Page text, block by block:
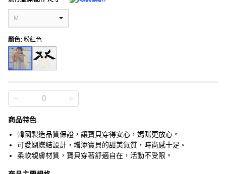
M
顏色: 粉紅色
商品特色
韓國製造品質保證，讓寶貝穿得安心，媽咪更放心。
可愛蝴蝶結設計，增添寶貝的甜美氣質，時尚感十足。
柔軟親膚材質，寶貝穿著舒適自在，活動不受限。